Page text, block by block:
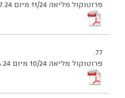
פרוטוקול מליאה 11/24 מיום 2.7.24 - נגיש
77.
פרוטוקול מליאה 10/24 מיום 25.6.24